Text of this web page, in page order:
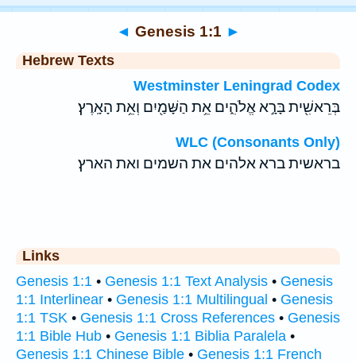
◄ Genesis 1:1 ►
Hebrew Texts
Westminster Leningrad Codex
בְּרֵאשִׁ֖ית בָּרָ֣א אֱלֹהִ֑ים אֵ֥ת הַשָּׁמַ֖יִם וְאֵ֥ת הָאָֽרֶץ׃
WLC (Consonants Only)
בראשית ברא אלהים את השמים ואת הארץ׃
Links
Genesis 1:1 • Genesis 1:1 Text Analysis • Genesis
1:1 Interlinear • Genesis 1:1 Multilingual • Genesis
1:1 TSK • Genesis 1:1 Cross References • Genesis
1:1 Bible Hub • Genesis 1:1 Biblia Paralela •
Genesis 1:1 Chinese Bible • Genesis 1:1 French